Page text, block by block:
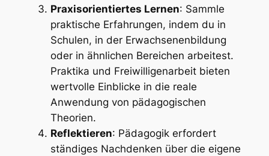
Praxisorientiertes Lernen: Sammle
praktische Erfahrungen, indem du in
Schulen, in der Erwachsenenbildung
oder in ähnlichen Bereichen arbeitest.
Praktika und Freiwilligenarbeit bieten
wertvolle Einblicke in die reale
Anwendung von pädagogischen
Theorien.
Reflektieren: Pädagogik erfordert
ständiges Nachdenken über die eigene